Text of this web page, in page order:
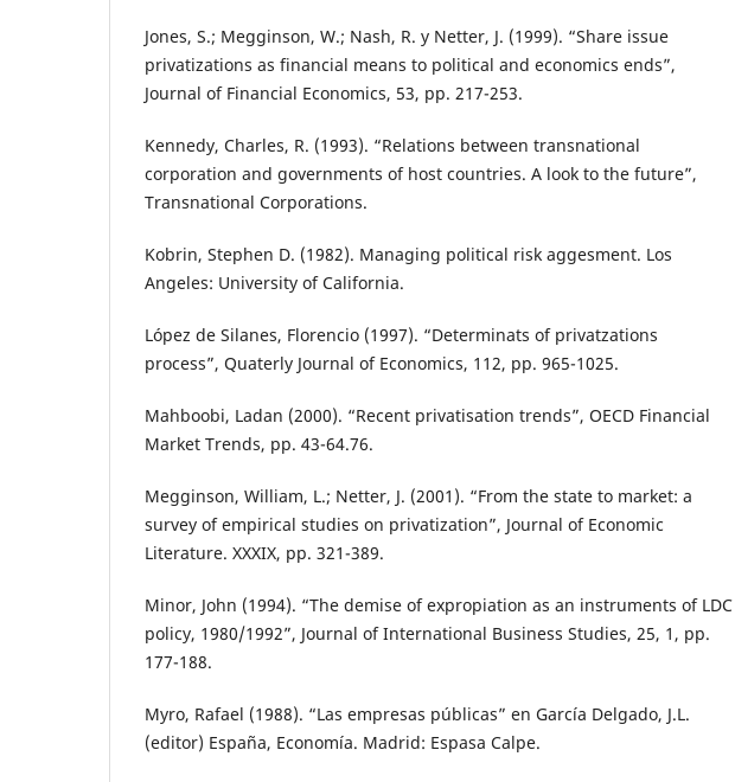
Jones, S.; Megginson, W.; Nash, R. y Netter, J. (1999). “Share issue
privatizations as financial means to political and economics ends”,
Journal of Financial Economics, 53, pp. 217-253.
Kennedy, Charles, R. (1993). “Relations between transnational
corporation and governments of host countries. A look to the future”,
Transnational Corporations.
Kobrin, Stephen D. (1982). Managing political risk aggesment. Los
Angeles: University of California.
López de Silanes, Florencio (1997). “Determinats of privatzations
process”, Quaterly Journal of Economics, 112, pp. 965-1025.
Mahboobi, Ladan (2000). “Recent privatisation trends”, OECD Financial
Market Trends, pp. 43-64.76.
Megginson, William, L.; Netter, J. (2001). “From the state to market: a
survey of empirical studies on privatization”, Journal of Economic
Literature. XXXIX, pp. 321-389.
Minor, John (1994). “The demise of expropiation as an instruments of LDC
policy, 1980/1992”, Journal of International Business Studies, 25, 1, pp.
177-188.
Myro, Rafael (1988). “Las empresas públicas” en García Delgado, J.L.
(editor) España, Economía. Madrid: Espasa Calpe.